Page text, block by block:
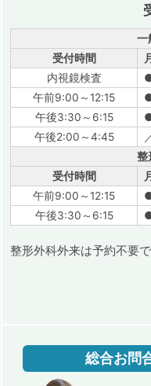
一
受付時間
内視鏡検査
午前9:00～12:15
午後3:30～6:15
午後2:00～4:45
整
受付時間
午前9:00～12:15
午後3:30～6:15
整形外科外来は予約不要
総合お問